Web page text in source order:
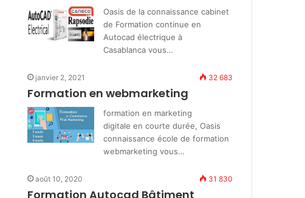
Oasis de la connaissance cabinet
de Formation continue en
Autocad électrique à
Casablanca vous…
janvier 2, 2021 32 683
Formation en webmarketing
formation en marketing
digitale en courte durée, Oasis
connaissance école de formation
webmarketing vous…
août 10, 2020 31 830
Formation Autocad Bâtiment